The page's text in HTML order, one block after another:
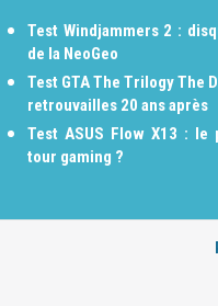
Test Windjammers 2 :
de la NeoGeo
Test GTA The Trilogy The
retrouvailles 20 ans après
Test ASUS Flow X13 :
tour gaming ?